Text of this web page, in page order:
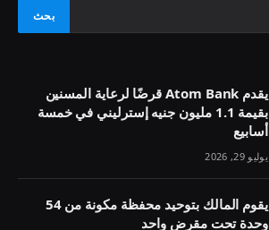
يقدم Atom Bank قرضًا لرعاية المسنين
بقيمة 1.1 مليون جنيه إسترليني في خمسة
أسابيع
يوليو 29, 2026
يقوم المالك بتوحيد محفظة مكونة من 54
وحدة تحت مقرض واحد